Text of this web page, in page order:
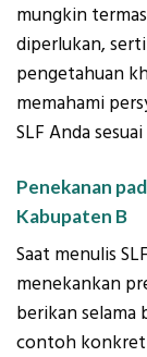
mungkin
diperlukan,
pengetahuan
memahami
SLF Anda
Penekanan
Kabupaten B
Saat menulis
menekankan
berikan selama
contoh